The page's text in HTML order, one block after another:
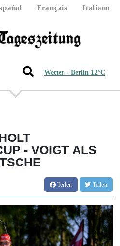
Français
Italiano
Wetter - Berlin 12°C
- VOIGT ALS
Teilen Teilen